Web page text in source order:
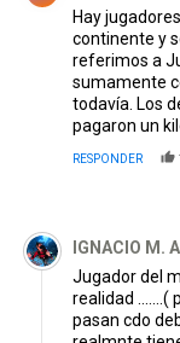
Hay
continente y
referimos a
sumamente
todavía. Los
pagaron un
RESPONDER 1
Comentario de
IGNACIO M.
Jugador del
realidad
pasan cdo